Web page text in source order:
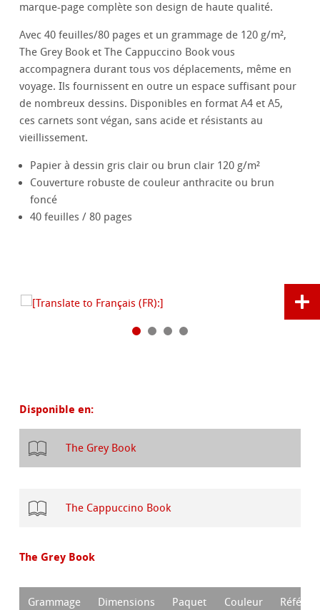
marque-page complète son design de haute qualité.
Avec 40 feuilles/80 pages et un grammage de 120 g/m²,
The Grey Book et The Cappuccino Book vous
accompagnera durant tous vos déplacements, même en
voyage. Ils fournissent en outre un espace suffisant pour
de nombreux dessins. Disponibles en format A4 et A5,
ces carnets sont végan, sans acide et résistants au
vieillissement.
Papier à dessin gris clair ou brun clair 120 g/m²
Couverture robuste de couleur anthracite ou brun
foncé
40 feuilles / 80 pages
Disponible en:
The Grey Book
The Cappuccino Book
The Grey Book
Grammage Dimensions Paquet Couleur